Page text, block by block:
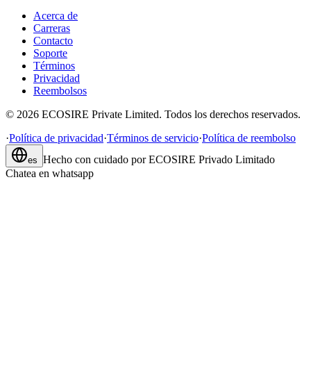
Acerca de
Carreras
Contacto
Soporte
Términos
Privacidad
Reembolsos
© 2026 ECOSIRE Private Limited. Todos los derechos reservados.
·Política de privacidad·Términos de servicio·Política de reembolso
es Hecho con cuidado por ECOSIRE Privado Limitado
Chatea en whatsapp